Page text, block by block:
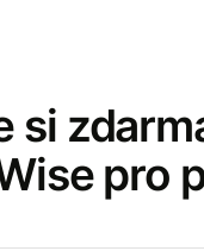
si
pro